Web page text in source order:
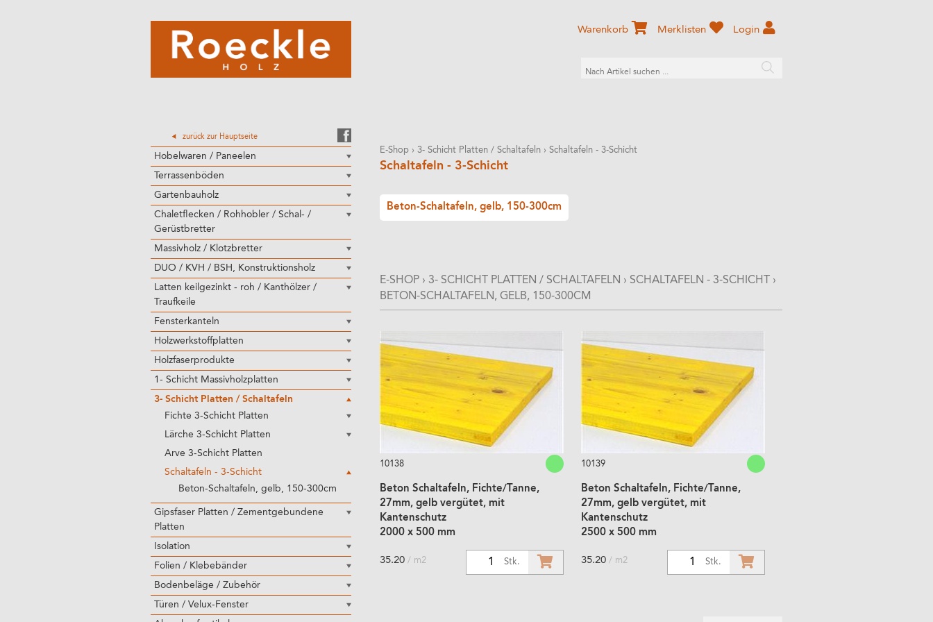
zurück zur Hauptseite
Hobelwaren / Paneelen
Terrassenböden
Gartenbauholz
Chaletflecken / Rohhobler / Schal- /
Gerüstbretter
Massivholz / Klotzbretter
DUO / KVH / BSH, Konstruktionsholz
Latten keilgezinkt - roh / Kanthölzer /
Traufkeile
Fensterkanteln
Holzwerkstoffplatten
Holzfaserprodukte
1- Schicht Massivholzplatten
3- Schicht Platten / Schaltafeln
Fichte 3-Schicht Platten
Lärche 3-Schicht Platten
Arve 3-Schicht Platten
Schaltafeln - 3-Schicht
Beton-Schaltafeln, gelb, 150-300cm
Gipsfaser Platten / Zementgebundene
Platten
Isolation
Folien / Klebebänder
Bodenbeläge / Zubehör
Türen / Velux-Fenster
Warenkorb Merklisten Login
E-Shop › 3- Schicht Platten / Schaltafeln › Schaltafeln - 3-Schicht
Schaltafeln - 3-Schicht
Beton-Schaltafeln, gelb, 150-300cm
E-SHOP › 3- SCHICHT PLATTEN / SCHALTAFELN › SCHALTAFELN - 3-SCHICHT
›
BETON-SCHALTAFELN, GELB, 150-300CM
10138
Beton Schaltafeln, Fichte/Tanne,
27mm, gelb vergütet, mit
Kantenschutz
2000 x 500 mm
Stk.
35.20 / m2
10139
Beton Schaltafeln, Fichte/Tanne,
27mm, gelb vergütet, mit
Kantenschutz
2500 x 500 mm
Stk.
35.20 / m2